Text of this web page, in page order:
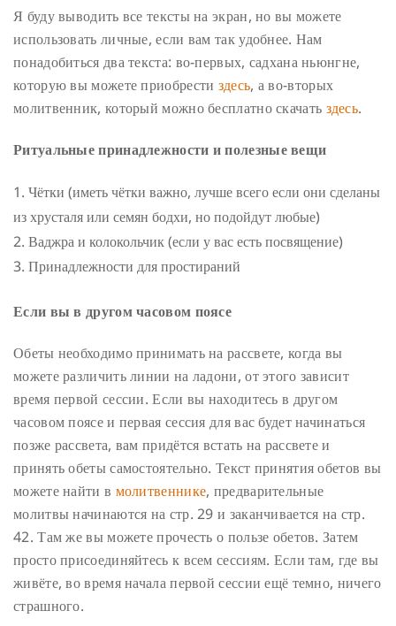
Я буду выводить все тексты на экран, но вы можете
использовать личные, если вам так удобнее. Нам
понадобиться два текста: во-первых, садхана ньюнгне,
которую вы можете приобрести здесь, а во-вторых
молитвенник, который можно бесплатно скачать здесь.
Ритуальные принадлежности и полезные вещи
Чётки (иметь чётки важно, лучше всего если они сделаны
из хрусталя или семян бодхи, но подойдут любые)
Ваджра и колокольчик (если у вас есть посвящение)
Принадлежности для простираний
Если вы в другом часовом поясе
Обеты необходимо принимать на рассвете, когда вы
можете различить линии на ладони, от этого зависит
время первой сессии. Если вы находитесь в другом
часовом поясе и первая сессия для вас будет начинаться
позже рассвета, вам придётся встать на рассвете и
принять обеты самостоятельно. Текст принятия обетов вы
можете найти в молитвеннике, предварительные
молитвы начинаются на стр. 29 и заканчивается на стр.
42. Там же вы можете прочесть о пользе обетов. Затем
просто присоединяйтесь к всем сессиям. Если там, где вы
живёте, во время начала первой сессии ещё темно, ничего
страшного.